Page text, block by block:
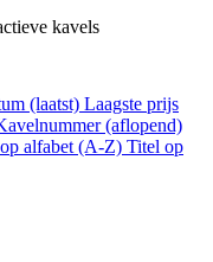
kavels
(laatst) Laagste prijs
(aflopend)
alfabet (A-Z) Titel op